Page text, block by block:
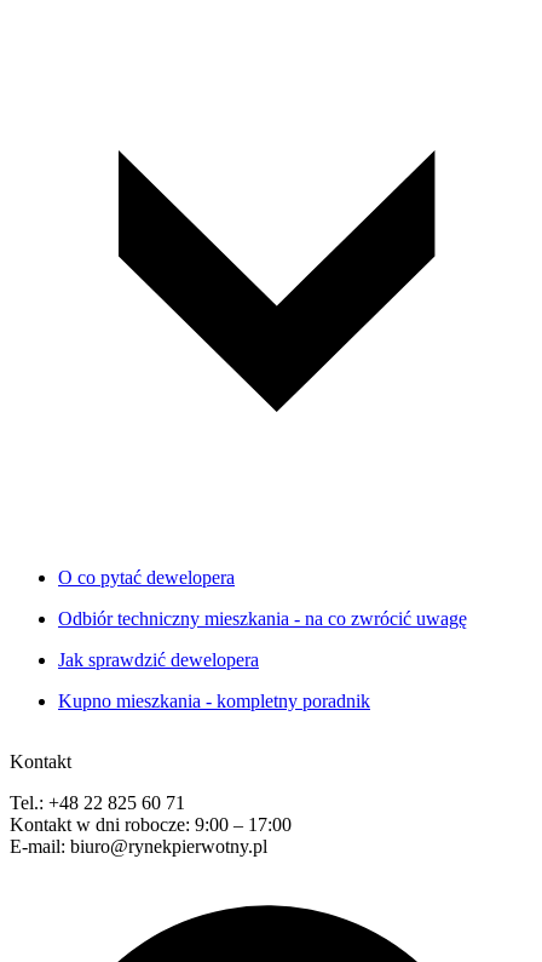
O co pytać dewelopera
Odbiór techniczny mieszkania - na co zwrócić uwagę
Jak sprawdzić dewelopera
Kupno mieszkania - kompletny poradnik
Kontakt
Tel.: +48 22 825 60 71
Kontakt w dni robocze: 9:00 – 17:00
E-mail: biuro@rynekpierwotny.pl